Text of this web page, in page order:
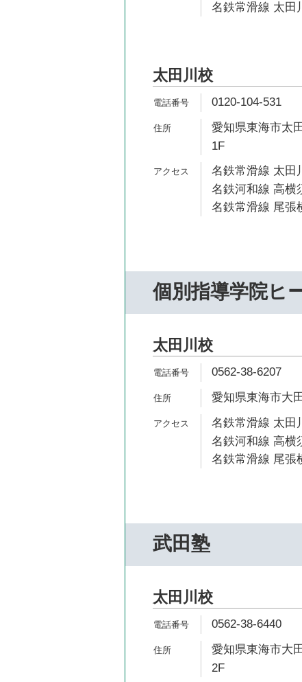
名鉄常滑線 太田
太田川校
0120-104-531
愛知県東海市太
1F
名鉄常滑線 太田
名鉄河和線 高横
名鉄常滑線 尾張
個別指導学院ヒ
太田川校
0562-38-6207
愛知県東海市大
名鉄常滑線 太田
名鉄河和線 高横
名鉄常滑線 尾張
武田塾
太田川校
0562-38-6440
愛知県東海市大
2F